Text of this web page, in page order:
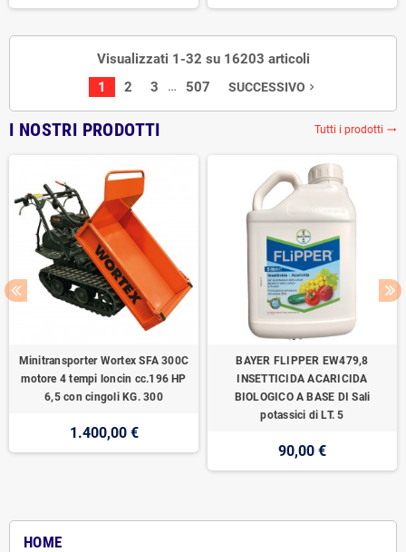
HOME
Visualizzati 1-32 su 16203 articoli
1
2 3 … 507 SUCCESSIVO navigate_next
I NOSTRI PRODOTTI Tutti i prodotti trending_flat
Minitransporter Wortex SFA 300C
motore 4 tempi loncin cc.196 HP
6,5 con cingoli KG. 300
1.400,00 €
BAYER FLIPPER EW479,8
INSETTICIDA ACARICIDA
BIOLOGICO A BASE DI Sali
potassici di LT. 5
90,00 €